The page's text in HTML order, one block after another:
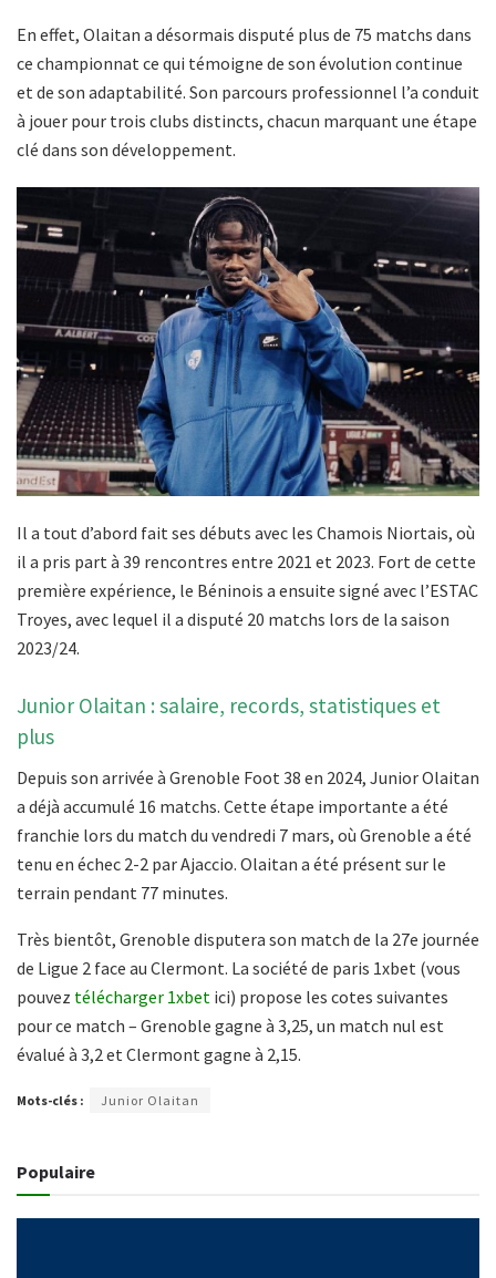
En effet, Olaitan a désormais disputé plus de 75 matchs dans
ce championnat ce qui témoigne de son évolution continue
et de son adaptabilité. Son parcours professionnel l’a conduit
à jouer pour trois clubs distincts, chacun marquant une étape
clé dans son développement.
Il a tout d’abord fait ses débuts avec les Chamois Niortais, où
il a pris part à 39 rencontres entre 2021 et 2023. Fort de cette
première expérience, le Béninois a ensuite signé avec l’ESTAC
Troyes, avec lequel il a disputé 20 matchs lors de la saison
2023/24.
Junior Olaitan : salaire, records, statistiques et
plus
Depuis son arrivée à Grenoble Foot 38 en 2024, Junior Olaitan
a déjà accumulé 16 matchs. Cette étape importante a été
franchie lors du match du vendredi 7 mars, où Grenoble a été
tenu en échec 2-2 par Ajaccio. Olaitan a été présent sur le
terrain pendant 77 minutes.
Très bientôt, Grenoble disputera son match de la 27e journée
de Ligue 2 face au Clermont. La société de paris 1xbet (vous
pouvez télécharger 1xbet ici) propose les cotes suivantes
pour ce match – Grenoble gagne à 3,25, un match nul est
évalué à 3,2 et Clermont gagne à 2,15.
Mots-clés : Junior Olaitan
Populaire